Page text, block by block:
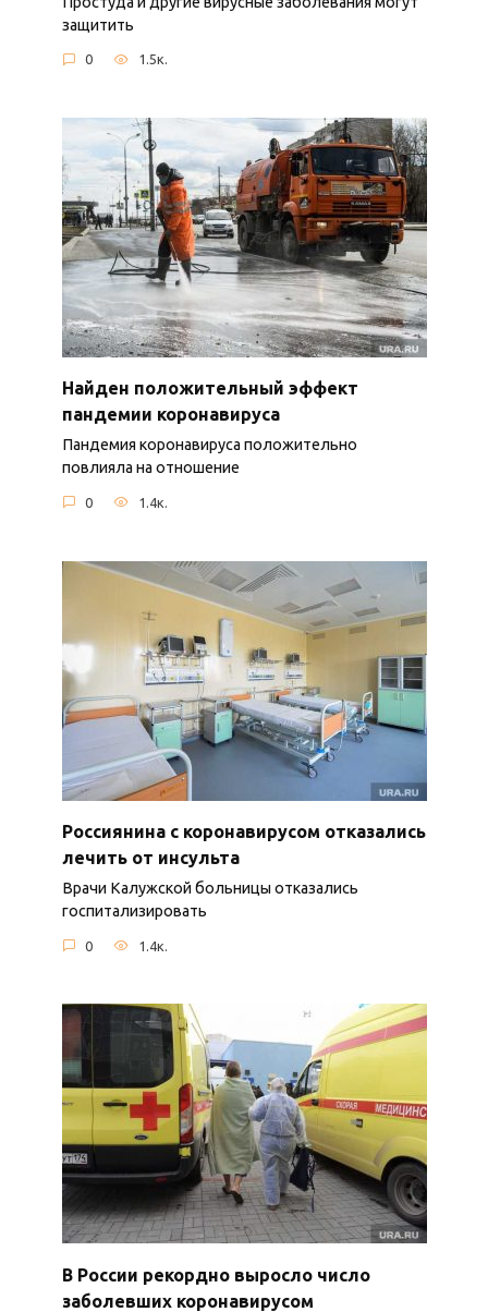
защитить
0 1.5к.
Найден положительный эффект
пандемии коронавируса
Пандемия коронавируса положительно
повлияла на отношение
0 1.4к.
Россиянина с коронавирусом отказались
лечить от инсульта
Врачи Калужской больницы отказались
госпитализировать
0 1.4к.
В России рекордно выросло число
заболевших коронавирусом